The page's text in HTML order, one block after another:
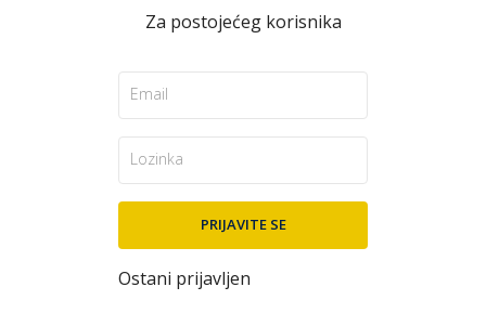
Za postojećeg korisnika
Ostani prijavljen